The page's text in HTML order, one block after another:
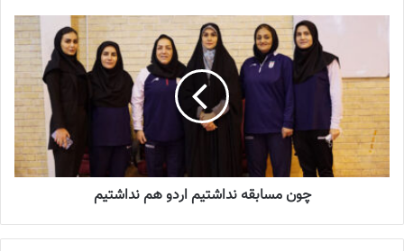
چون مسابقه نداشتیم اردو هم نداشتیم